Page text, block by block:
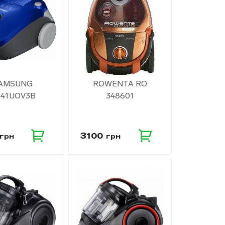
Посудомоечные Машины
Хлебопечи
грн
ROWENTA RO
348601
3100 грн